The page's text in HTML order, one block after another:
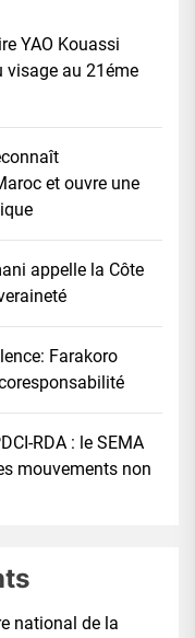
YAO Kouassi
visage au 21éme
et ouvre une
appelle la Côte
Farakoro
RDA : le SEMA
mouvements non
national de la